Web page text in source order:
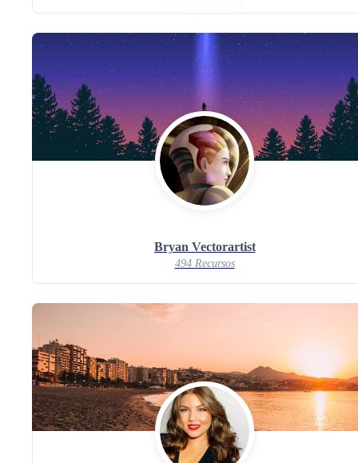
Bryan Vectorartist
494 Recursos